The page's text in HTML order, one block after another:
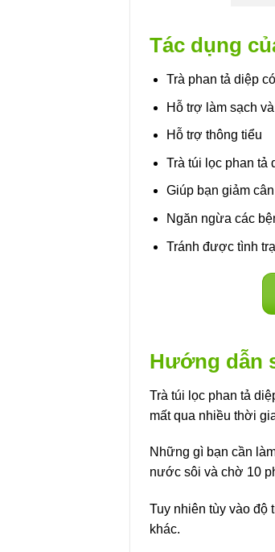
Tác dụng
Trà phan tả diệp
Hỗ trợ làm sạch
Hỗ trợ thông tiểu
Trà túi lọc phan tả
Giúp bạn giảm
Ngăn ngừa các
Tránh được tình
Hướng dẫn
Trà túi lọc phan tả
mất qua nhiều thời
Những gì bạn cần
nước sôi và chờ 10
Tuy nhiên tùy vào
khác.